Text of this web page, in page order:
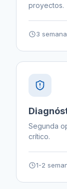
proyectos.
3
Segunda
crítico.
1-2